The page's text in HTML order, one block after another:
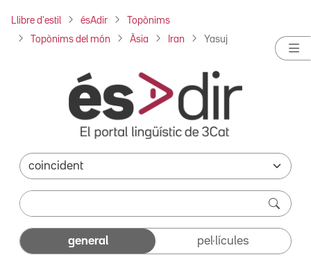
Llibre d'estil ésAdir Topònims
Topònims del món Àsia Iran Yasuj
general pel·lícules